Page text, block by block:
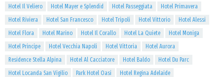
Hotel Il Veliero
Hotel Mayer e Splendid Hotel Passeggiata
Hotel Primavera
Hotel Riviera
Hotel San Francesco Hotel Tripoli Hotel Vittorio
Hotel Alessi
Hotel Flora
Hotel Marino Hotel Il Corallo Hotel La Quiete
Hotel Moniga
Hotel Principe
Hotel Vecchia Napoli Hotel Vittoria
Hotel Aurora
Residence Stella Alpina
Hotel Al Cacciatore Hotel Baldo
Hotel Du Parc
Hotel Locanda San Vigilio
Park Hotel Oasi
Hotel Regina Adelaide